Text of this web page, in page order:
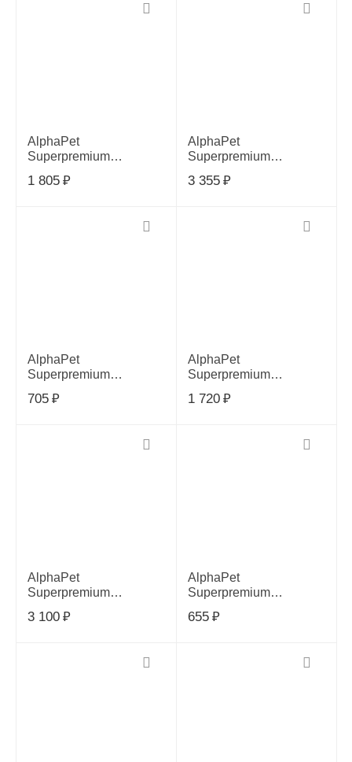
AlphaPet
Superpremium
взрослых собак мелких
1 805 ₽
AlphaPet
Superpremium
взрослых собак мелких
3 355 ₽
AlphaPet
Superpremium
взрослых собак мелких
705 ₽
AlphaPet
Superpremium
взрослых собак мелких
1 720 ₽
AlphaPet
Superpremium
взрослых собак мелких
3 100 ₽
AlphaPet
Superpremium
взрослых собак мелких
655 ₽